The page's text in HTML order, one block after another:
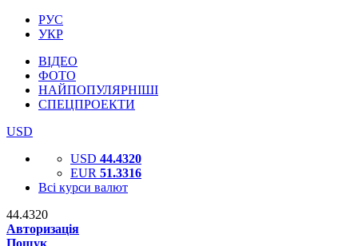
РУС
УКР
ВІДЕО
ФОТО
НАЙПОПУЛЯРНІШІ
СПЕЦПРОЕКТИ
USD
USD 44.4320
EUR 51.3316
Всі курси валют
44.4320
Авторизація
Пошук